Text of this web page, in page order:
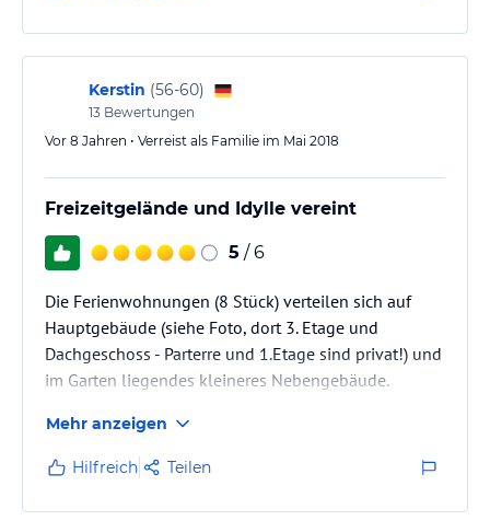
Kerstin (56-60)
13 Bewertungen
Vor 8 Jahren • Verreist als Familie im Mai 2018
Freizeitgelände und Idylle vereint
5 / 6
Die Ferienwohnungen (8 Stück) verteilen sich auf
Hauptgebäude (siehe Foto, dort 3. Etage und
Dachgeschoss - Parterre und 1.Etage sind privat!) und
im Garten liegendes kleineres Nebengebäude.
feucht und dunkel, die dortigen Erdgeschoss-
Terrassen sind Sitzplätze vor dem Haus, die man
nicht direkt aus den Wohnungen erreichen kann.
Mehr anzeigen
Hilfreich Teilen